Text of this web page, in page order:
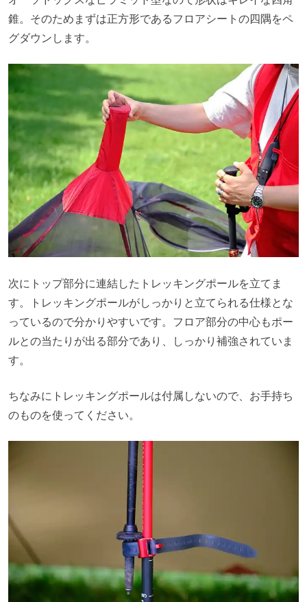
錐。そのためまずは正方形であるフロアシートの四隅をペ
グダウンします。
次にトップ部分に連結したトレッキングポールを立てま
す。トレッキングポールがしっかりと立てられる仕様とな
っているので分かりやすいです。フロア部分の中心もポー
ルとの当たりが出る部分であり、しっかり補強されていま
す。
ちなみにトレッキングポールは付属しないので、お手持ち
のものを使ってください。